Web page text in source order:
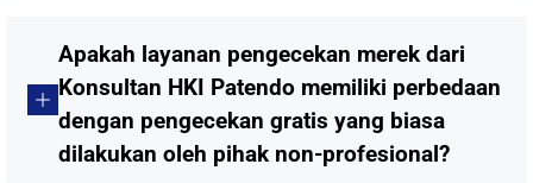
Apakah layanan pengecekan merek dari
Konsultan HKI Patendo memiliki perbedaan
dengan pengecekan gratis yang biasa
dilakukan oleh pihak non-profesional?